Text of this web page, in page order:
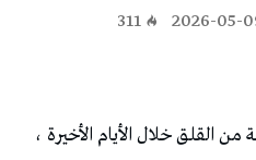
2026-05-
311
القلق خلال الأيام الأخيرة ،